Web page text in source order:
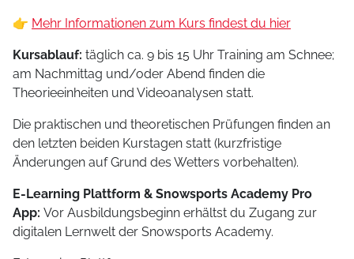
👉 Mehr Informationen zum Kurs findest du hier
Kursablauf: täglich ca. 9 bis 15 Uhr Training am Schnee;
am Nachmittag und/oder Abend finden die
Theorieeinheiten und Videoanalysen statt.
Die praktischen und theoretischen Prüfungen finden an
den letzten beiden Kurstagen statt (kurzfristige
Änderungen auf Grund des Wetters vorbehalten).
E-Learning Plattform & Snowsports Academy Pro
App: Vor Ausbildungsbeginn erhältst du Zugang zur
digitalen Lernwelt der Snowsports Academy.